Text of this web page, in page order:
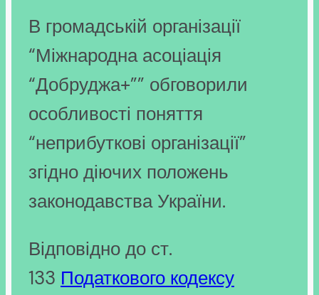
В громадській організації
“Міжнародна асоціація
“Добруджа+”” обговорили
особливості поняття
“неприбуткові організації”
згідно діючих положень
законодавства України.
Відповідно до ст.
133 Податкового кодексу